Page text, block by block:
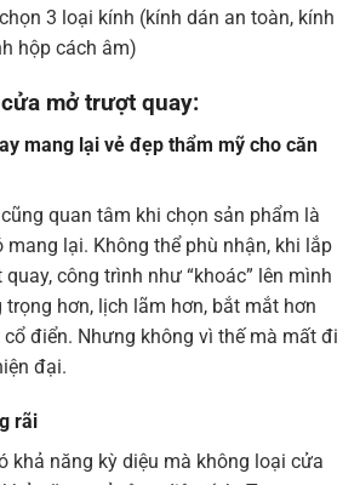
3 loại kính (kính dán an toàn, kính
hộp cách âm)
mở trượt quay:
mang lại vẻ đẹp thẩm mỹ cho căn
quan tâm khi chọn sản phẩm là
lại. Không thể phù nhận, khi lắp
công trình như “khoác” lên mình
trọng hơn, lịch lãm hơn, bắt mắt hơn
điển. Nhưng không vì thế mà mất đi
đại.
rãi
khả năng kỳ diệu mà không loại cửa